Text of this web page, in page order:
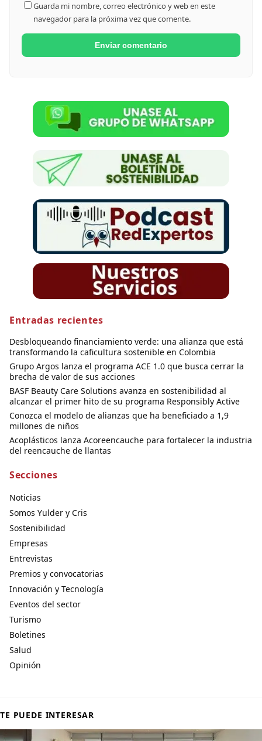
Guarda mi nombre, correo electrónico y web en este
navegador para la próxima vez que comente.
Entradas recientes
Desbloqueando financiamiento verde: una alianza que está
transformando la caficultura sostenible en Colombia
Grupo Argos lanza el programa ACE 1.0 que busca cerrar la
brecha de valor de sus acciones
BASF Beauty Care Solutions avanza en sostenibilidad al
alcanzar el primer hito de su programa Responsibly Active
Conozca el modelo de alianzas que ha beneficiado a 1,9
millones de niños
Acoplásticos lanza Acoreencauche para fortalecer la industria
del reencauche de llantas
Secciones
Noticias
Somos Yulder y Cris
Sostenibilidad
Empresas
Entrevistas
Premios y convocatorias
Innovación y Tecnología
Eventos del sector
Turismo
Boletines
Salud
Opinión
TE PUEDE INTERESAR